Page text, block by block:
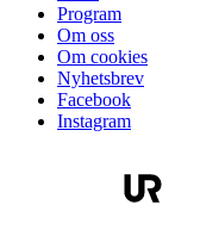
Program
Om oss
Om cookies
Nyhetsbrev
Facebook
Instagram